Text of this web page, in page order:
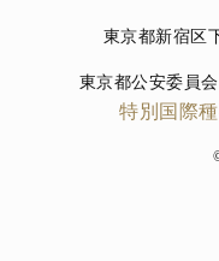
東京都新宿区
東京都公安委員
特別国際